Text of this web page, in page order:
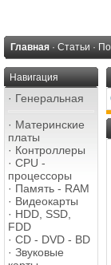
Главная · Статьи ·
Навигация
· Генеральная
· Материнские
платы
· Контроллеры
· CPU -
процессоры
· Память - RAM
· Видеокарты
· HDD, SSD,
FDD
· CD - DVD - BD
· Звуковые